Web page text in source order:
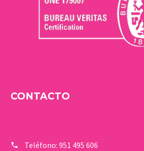
CONTACTO
Teléfono: 951 495 606